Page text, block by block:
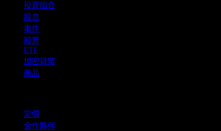
投資組合
股息
事件
股票
ETF
加密貨幣
商品
定價
合作夥伴